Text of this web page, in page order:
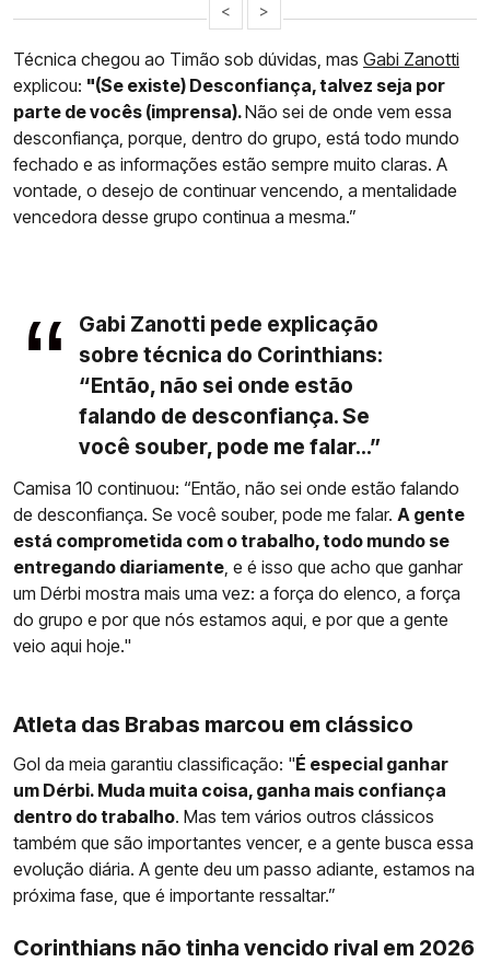
< >
Técnica chegou ao Timão sob dúvidas, mas Gabi Zanotti
explicou: "(Se existe) Desconfiança, talvez seja por
parte de vocês (imprensa).Não sei de onde vem essa
desconfiança, porque, dentro do grupo, está todo mundo
fechado e as informações estão sempre muito claras. A
vontade, o desejo de continuar vencendo, a mentalidade
vencedora desse grupo continua a mesma.”
Gabi Zanotti pede explicação
sobre técnica do Corinthians:
“Então, não sei onde estão
falando de desconfiança. Se
você souber, pode me falar...”
Camisa 10 continuou: “Então, não sei onde estão falando
de desconfiança. Se você souber, pode me falar. A gente
está comprometida com o trabalho, todo mundo se
entregando diariamente, e é isso que acho que ganhar
um Dérbi mostra mais uma vez: a força do elenco, a força
do grupo e por que nós estamos aqui, e por que a gente
veio aqui hoje."
Atleta das Brabas marcou em clássico
Gol da meia garantiu classificação: "É especial ganhar
um Dérbi. Muda muita coisa, ganha mais confiança
dentro do trabalho. Mas tem vários outros clássicos
também que são importantes vencer, e a gente busca essa
evolução diária. A gente deu um passo adiante, estamos na
próxima fase, que é importante ressaltar.”
Corinthians não tinha vencido rival em 2026